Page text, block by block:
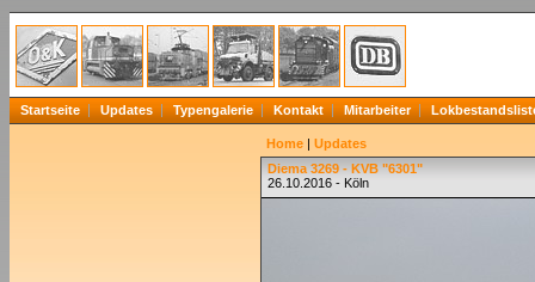
Startseite Updates Typengalerie Kontakt Mitarbeiter
Home | Updates
Diema 3269 - KVB "6301"
26.10.2016 - Köln